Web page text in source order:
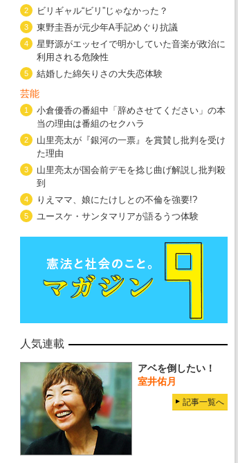
2 ビリギャル“ビリ”じゃなかった？
3 東野圭吾が元少年A手記めぐり抗議
4
星野源がエッセイで明かしていた音楽が政治に
利用される危険性
5 結婚した綿矢りさの大失恋体験
芸能
1
小倉優香の番組中「辞めさせてください」の本
当の理由は番組のセクハラ
2
山里亮太が『銀河の一票』を賞賛し批判を受け
た理由
3
山里亮太が国会前デモを捻じ曲げ解説し批判殺
到
4 りえママ、娘にたけしとの不倫を強要!?
5 ユースケ・サンタマリアが語るうつ体験
人気連載
アベを倒したい！
室井佑月
記事一覧へ